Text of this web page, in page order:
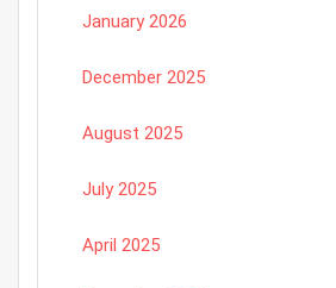
January 2026
December 2025
August 2025
July 2025
April 2025